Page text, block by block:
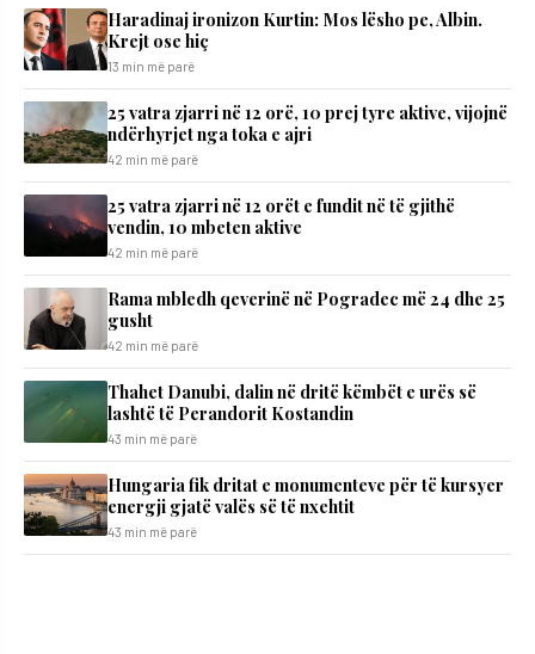
Haradinaj ironizon Kurtin: Mos lësho pe, Albin.
Krejt ose hiç
13 min më parë
25 vatra zjarri në 12 orë, 10 prej tyre aktive, vijojnë
ndërhyrjet nga toka e ajri
42 min më parë
25 vatra zjarri në 12 orët e fundit në të gjithë
vendin, 10 mbeten aktive
42 min më parë
Rama mbledh qeverinë në Pogradec më 24 dhe 25
gusht
42 min më parë
Thahet Danubi, dalin në dritë këmbët e urës së
lashtë të Perandorit Kostandin
43 min më parë
Hungaria fik dritat e monumenteve për të kursyer
energji gjatë valës së të nxehtit
43 min më parë